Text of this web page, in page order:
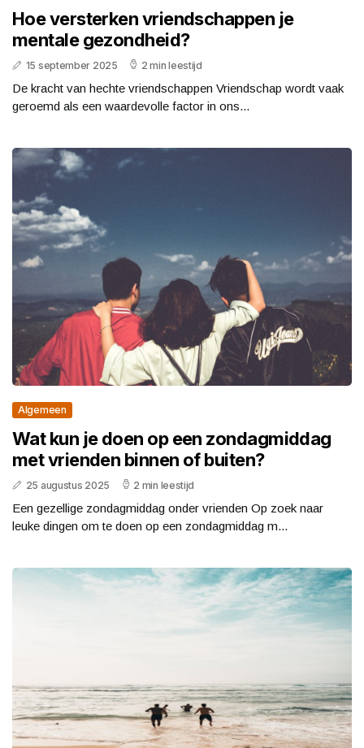
Hoe versterken vriendschappen je
mentale gezondheid?
15 september 2025 2 min leestijd
De kracht van hechte vriendschappen Vriendschap wordt vaak
geroemd als een waardevolle factor in ons...
Algemeen
Wat kun je doen op een zondagmiddag
met vrienden binnen of buiten?
25 augustus 2025 2 min leestijd
Een gezellige zondagmiddag onder vrienden Op zoek naar
leuke dingen om te doen op een zondagmiddag m...